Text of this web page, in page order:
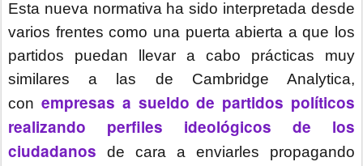
Esta nueva normativa ha sido interpretada desde
varios frentes como una puerta abierta a que los
partidos puedan llevar a cabo prácticas muy
similares a las de Cambridge Analytica,
con empresas a sueldo de partidos políticos
realizando perfiles ideológicos de los
ciudadanos de cara a enviarles propagando